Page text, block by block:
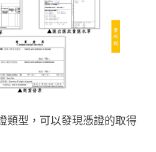
類型，可以發現憑證的取得